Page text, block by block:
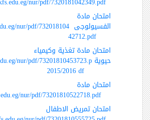
امتحان مادة
الفسيولوجى nur/pdf/732018104
42712.pdf
امتحان مادة تغذية وكيمياء
حيوية nur/pdf/73201810453723.p
df
2015/2016
امتحان مادة
nur/pdf/73201810522718.pdf
امتحان تمريض الاطفال